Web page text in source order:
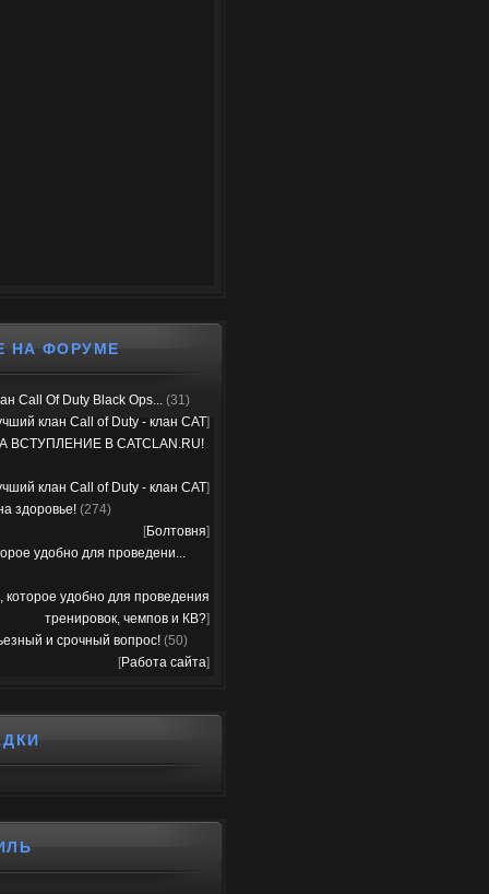
НА ФОРУМЕ
Call Of Duty Black Ops... (31)
клан Call of Duty - клан CAT]
ВСТУПЛЕНИЕ В CATCLAN.RU!
клан Call of Duty - клан CAT]
здоровье! (274)
[Болтовня]
удобно для проведени...
которое удобно для проведения
тренировок, чемпов и КВ?]
и срочный вопрос! (50)
[Работа сайта]